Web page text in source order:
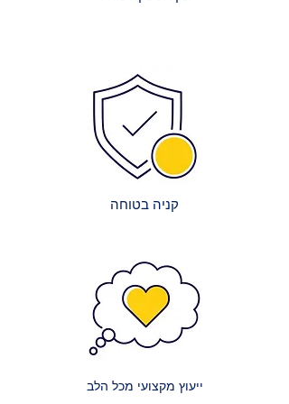
את כל חומרי האריזה וישאירו את
המקום נקי ומסודר.
הדרכה קצרה: תקבלו הסבר בסיסי על
תפעול ותחזוקת הרהיטים, במידת
אנו שואפים לשקיפות מלאה בנוגע
מזרנים קטנים: עלות הובלה של מזרון
קטן (למשל, יחיד או וחצי) היא 150 ₪.
מזרנים זוגיים: עלות הובלה של מזרון
מזרנים גדולים במיוחד: עלות הובלה
שלנו עובד ביעילות באריזה ובשילוח,
על מנת לקצר את זמני ההמתנה.
שיתופי פעולה מובילים: אנו עובדים
עם חברות הובלה אמינות ומובילות
כדי להבטיח שהמשלוח יגיע אליכם
במהירות ובבטחה.
קניה בטוחה
ייעוץ מקצועי מכל הלב